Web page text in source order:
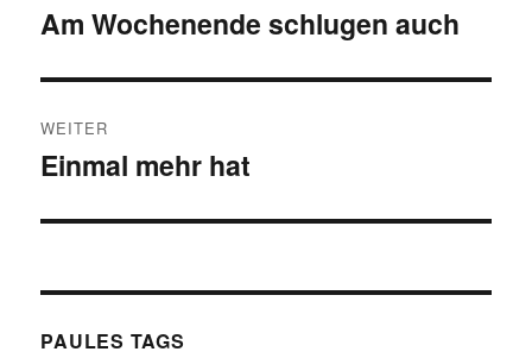
Vorheriger
Am Wochenende schlugen auch
WEITER
Nächster
Einmal mehr hat
PAULES TAGS